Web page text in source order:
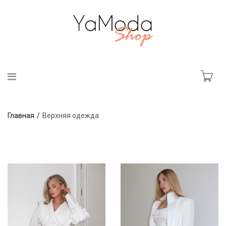
Главная Верхняя одежда